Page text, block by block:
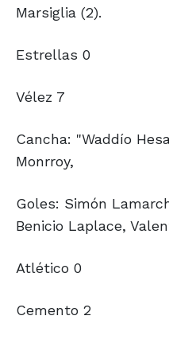
Marsiglia (2).
Estrellas 0
Vélez 7
Cancha: "Waddío
Monrroy,
Goles: Simón
Benicio Laplace,
Atlético 0
Cemento 2